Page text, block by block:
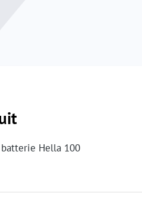
Hella 100